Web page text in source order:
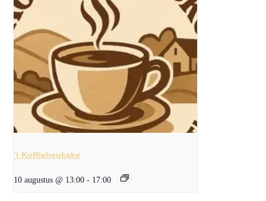
’t Koffieheukske
10 augustus @ 13:00 - 17:00